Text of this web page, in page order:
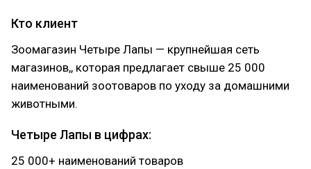
Кто клиент
Зоомагазин Четыре Лапы — крупнейшая сеть
магазинов,, которая предлагает свыше 25 000
наименований зоотоваров по уходу за домашними
животными.
Четыре Лапы в цифрах:
25 000+ наименований товаров